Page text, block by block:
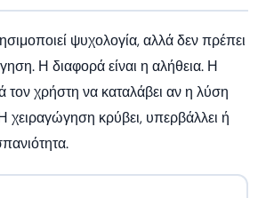
ψυχολογία, αλλά δεν πρέπει
Η διαφορά είναι η αλήθεια. Η
τον χρήστη να καταλάβει αν η λύση
χειραγώγηση κρύβει, υπερβάλλει ή